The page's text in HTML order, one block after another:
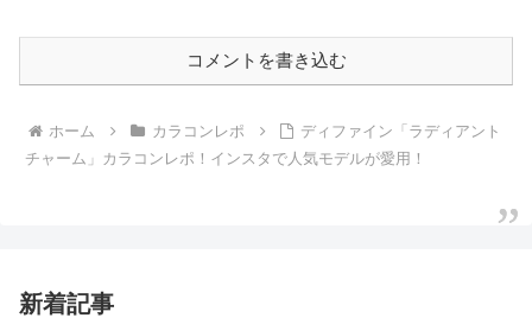
コメントを書き込む
ホーム カラコンレポ
ディファイン「ラディアント
チャーム」カラコンレポ！インスタで人気モデルが愛用！
新着記事